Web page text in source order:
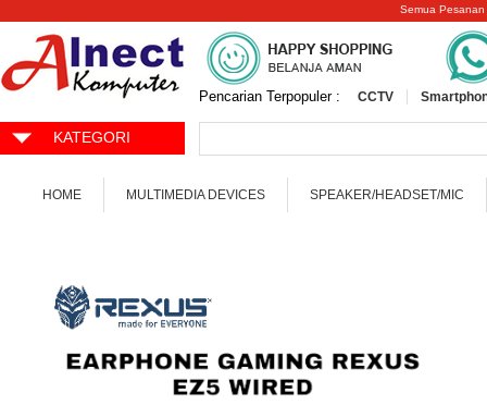
Semua Pesanan
Pencarian Terpopuler : CCTV
KATEGORI
HOME MULTIMEDIA DEVICES SPEAKER/HEADSET/MIC